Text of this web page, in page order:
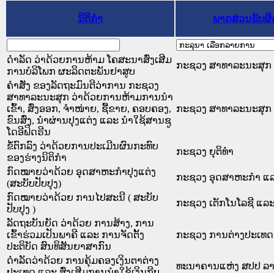
ນິຕິກໍາ ພາກສ່ວນຮັບຜິ
ດຳລັດ ວ່າດ້ວຍການຫ້າມ ໂຄສະນາສົ່ງເສີມ
ການບໍລິໂພກ ຜະລິດຕະພັນຢາສູບ
ກະຊວງ ສາທາລະນະສຸກ
ຄຳສັ່ງ ຂອງລັດຖະມົນຕີວ່າການ ກະຊວງ
ສາທາລະນະສຸກ ວ່າດ້ວຍການຫ້າມການນຳ
ເຂົ້າ, ສົ່ງອອກ, ຈຳໜ່າຍ, ຊື້ຂາຍ, ຄອບຄອງ,
ຂົນສົ່ງ, ນຳຜ່ານປຸງແຕ່ງ ແລະ ນຳໃຊ້ສານຊູ
ໂດອີຟິດຣີນ
ກະຊວງ ສາທາລະນະສຸກ
ຂໍ້ຕົກລົງ ວ່າດ້ວຍການປະເມີນຜົນກະທົບ
ຂອງຮ່າງນິຕິກຳ
ກະຊວງ ຍຸຕິທໍາ
ກົດໝາຍວ່າດ້ວຍ ອຸດສາຫະກຳປຸງແຕ່ງ
(ສະບັບປັບປຸງ)
ກະຊວງ ອຸດສາຫະກຳ ແ
ກົດໝາຍວ່າດ້ວຍ ການໄປສະນີ ( ສະບັບ
ປັບປຸງ )
ກະຊວງ ເຕັກໂນໂລຊີ ແ
ລັດຖະບັນຍັດ ວ່າດ້ວຍ ການສ້າງ, ການ
ເຂົ້າຮ່ວມເປັນພາຄີ ແລະ ການຈັດຕັ້ງ
ປະຕິບັດ ສົນທິສັນຍາສາກົນ
ກະຊວງ ການຕ່າງປະເທດ
ດຳລັດວ່າດ້ວຍ ການຄຸ້ມຄອງເງິນຕາຕ່າງ
ທະນາຄານແຫ່ງ ສປປ ລ